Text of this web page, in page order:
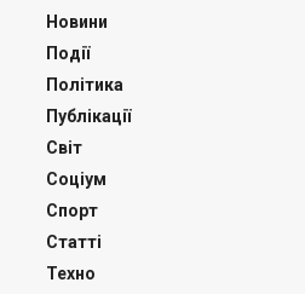
Новини
Події
Політика
Публікації
Світ
Соціум
Спорт
Статті
Техно